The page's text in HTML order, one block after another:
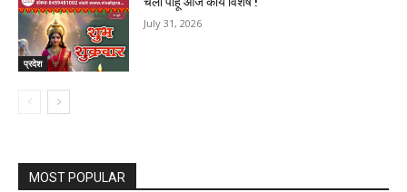
प्रदेश
July 31, 2026
MOST POPULAR